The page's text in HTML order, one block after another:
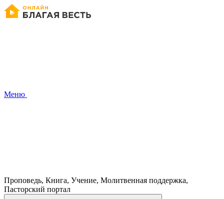
Меню
Проповедь, Книга, Учение, Молитвенная поддержка,
Пасторский портал